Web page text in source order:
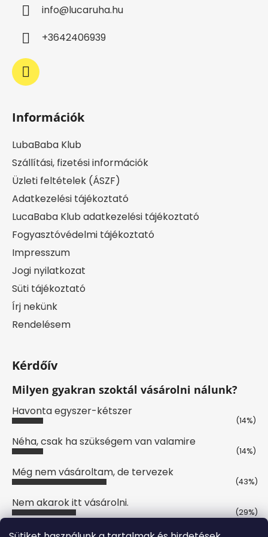
info@lucaruha.hu
+3642406939
Információk
LubaBaba Klub
Szállítási, fizetési információk
Üzleti feltételek (ÁSZF)
Adatkezelési tájékoztató
LucaBaba Klub adatkezelési tájékoztató
Fogyasztóvédelmi tájékoztató
Impresszum
Jogi nyilatkozat
Süti tájékoztató
Írj nekünk
Rendelésem
Kérdőív
Milyen gyakran szoktál vásárolni nálunk?
Havonta egyszer-kétszer
(14%)
Néha, csak ha szükségem van valamire
(14%)
Még nem vásároltam, de tervezek
(43%)
Nem akarok itt vásárolni.
(29%)
Szavazatok száma:7